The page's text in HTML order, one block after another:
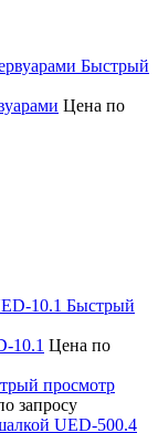
Быстрый
Цена по
Быстрый
10.1 Цена по
просмотр
запросу